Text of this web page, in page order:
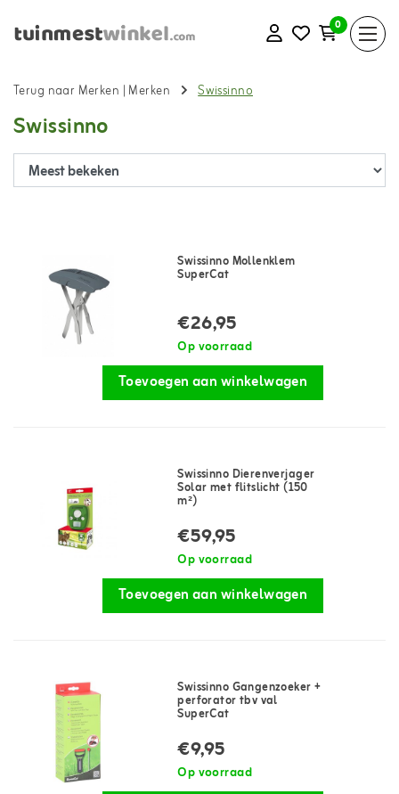
0
Terug naar Merken | Merken Swissinno
Swissinno
Swissinno Mollenklem
SuperCat
€26,95
Op voorraad
Toevoegen aan winkelwagen
Swissinno Dierenverjager
Solar met flitslicht (150
m²)
€59,95
Op voorraad
Toevoegen aan winkelwagen
Swissinno Gangenzoeker +
perforator tbv val
SuperCat
€9,95
Op voorraad